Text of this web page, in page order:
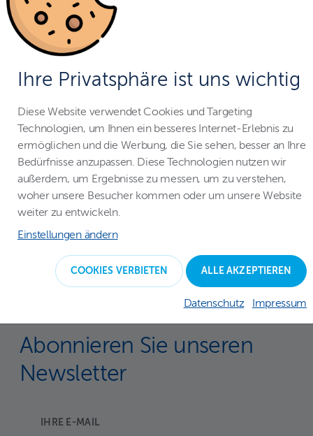
Der Skimmer dient primär dazu, Verunreinigungen
aus dem Pool zu beseitigen, indem Wasser in die
Filtervorrichtung gesaugt und mit Hilfe von Düsen
sauber wieder zurückgeführt wird. Der Skimmer
kann auch für andere Funktionen verwendet
werden: Sie können ihn beispielsweise an einen
Poolsauger anschließen.
Abonnieren Sie unseren
Newsletter
IHRE E-MAIL
Ihre Privatsphäre ist uns wichtig
Diese Website verwendet Cookies und Targeting
Technologien, um Ihnen ein besseres Internet-Erlebnis zu
ermöglichen und die Werbung, die Sie sehen, besser an Ihre
Bedürfnisse anzupassen. Diese Technologien nutzen wir
außerdem, um Ergebnisse zu messen, um zu verstehen,
woher unsere Besucher kommen oder um unsere Website
weiter zu entwickeln.
Einstellungen ändern
COOKIES VERBIETEN ALLE AKZEPTIEREN
Datenschutz Impressum